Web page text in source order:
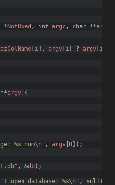
*NotUsed , int argc , char **argv
azColName [i ] , argv [i ] ? argv [i
**argv) {
%s num\n" , argv [0] ) ;
, &db) ;
open database: %s\n" ,